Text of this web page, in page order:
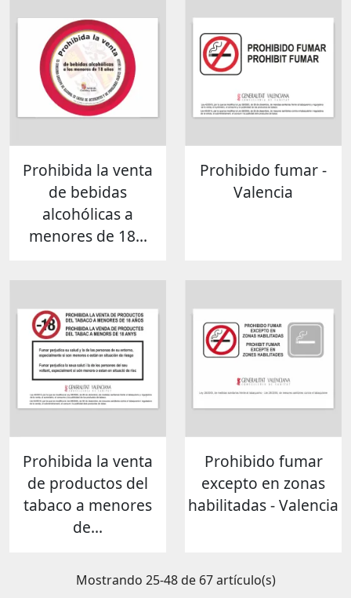
Prohibida la venta
de bebidas
alcohólicas a
menores de 18...
Prohibido fumar -
Valencia
Prohibida la venta
de productos del
tabaco a menores
de...
Prohibido fumar
excepto en zonas
habilitadas - Valencia
Mostrando 25-48 de 67 artículo(s)